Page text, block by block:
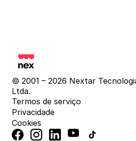
© 2001 – 2026 Nextar
Ltda.
Termos de serviço
Privacidade
Cookies